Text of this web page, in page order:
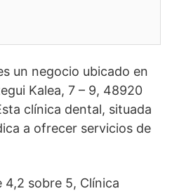
un negocio ubicado en
Kalea, 7 – 9, 48920
clínica dental, situada
a ofrecer servicios de
4,2 sobre 5, Clínica